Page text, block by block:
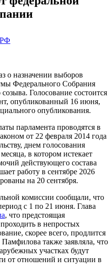
о назначении выборов
Федерального Собрания
Голосование состоится
опубликованный 16 июня,
опубликования.
парламента проводятся в
от 22 февраля 2014 года
днем голосования
в котором истекает
действующего состава
работу в сентябре 2026
на 20 сентября.
комиссии сообщали, что
с 1 по 21 июня. Глава
, что предстоящая
в непростых
скорее всего, продлится
также заявляла, что
участках будут
от отношений и ситуации в